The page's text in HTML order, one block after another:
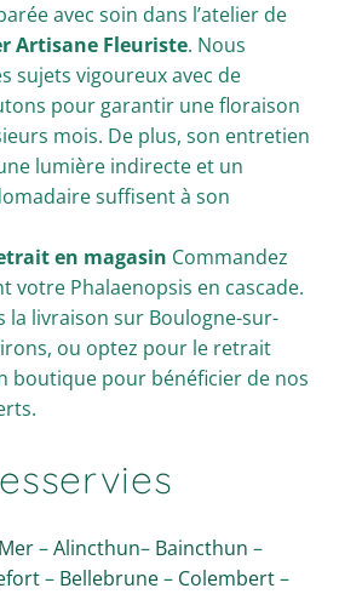
avec soin dans l’atelier de
Artisane Fleuriste. Nous
sujets vigoureux avec de
pour garantir une floraison
mois. De plus, son entretien
lumière indirecte et un
suffisent à son
en magasin Commandez
votre Phalaenopsis en cascade.
la livraison sur Boulogne-sur-
ou optez pour le retrait
boutique pour bénéficier de nos
–Alincthun– Baincthun –
– Bellebrune– Colembert–